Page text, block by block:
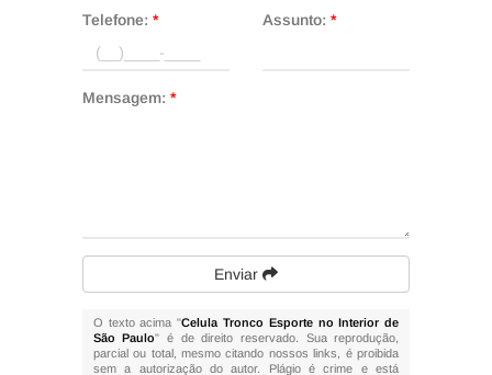
Telefone: * Assunto: *
Mensagem: *
Enviar
O texto acima "Celula Tronco Esporte no Interior de
São Paulo" é de direito reservado. Sua reprodução,
parcial ou total, mesmo citando nossos links, é proibida
sem a autorização do autor. Plágio é crime e está